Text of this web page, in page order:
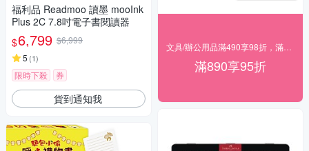
福利品 Readmoo 讀墨 mooInk
Plus 2C 7.8吋電子書閱讀器
$6,799 $6,999
5 (1)
限時下殺 券
貨到通知我
滿890享95折